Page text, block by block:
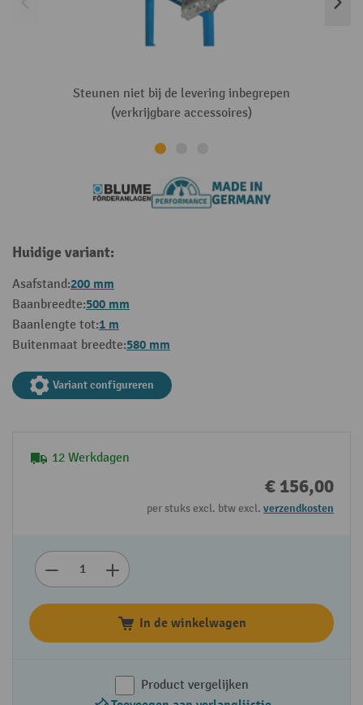
Steunen niet bij de levering inbegrepen
(verkrijgbare accessoires)
Huidige variant:
Asafstand:200 mm
Baanbreedte:500 mm
Baanlengte tot:1 m
Buitenmaat breedte:580 mm
Variant configureren
12 Werkdagen
€ 156,00
per stuks excl. btw excl. verzendkosten
In de winkelwagen
Product vergelijken